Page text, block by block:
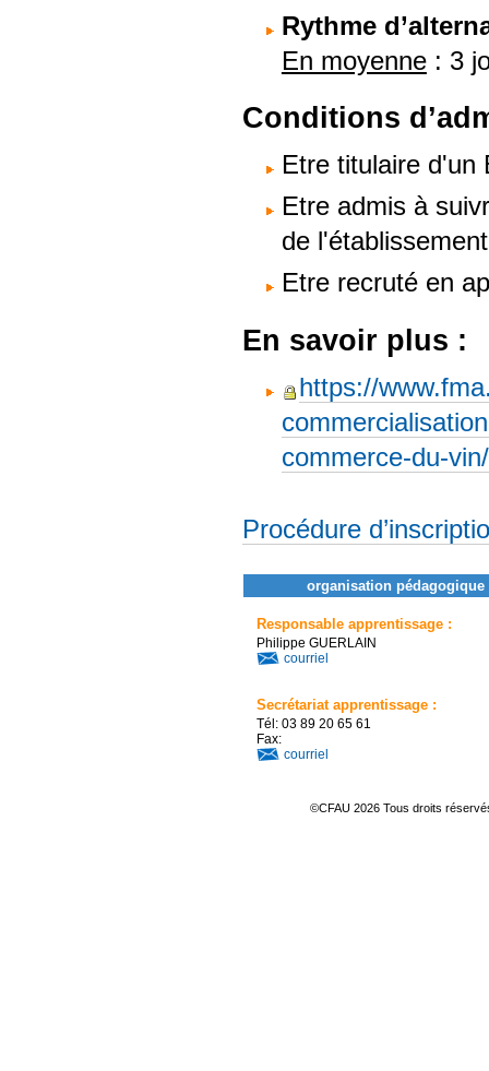
Rythme
En moyenne: 3
Conditions
Etre titulaire d'un
Etre admis à
de
Etre recruté en
En savoir plus :
https://
commerce-du-vin/
Procédure
organisation
Responsable apprentissage :
Philippe GUERLAIN
courriel
Secrétariat apprentissage :
Tél: 03 89 20 65 61
Fax:
courriel
©CFAU 2026 Tous droits